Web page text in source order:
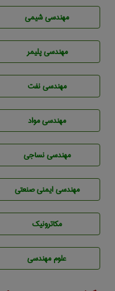
مهندسي شيمی
مهندسی پليمر
مهندسی نفت
مهندسی مواد
مهندسي نساجی
مهندسی ایمنی صنعتی
مکاترونیک
علوم مهندسی